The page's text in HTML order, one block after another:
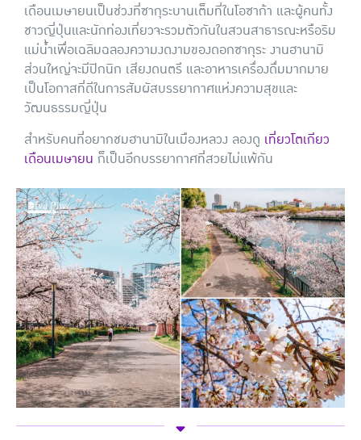
เดือนเมษายนเป็นช่วงที่ซากุระบานเต็มที่ในโอซาก้า และผู้คนทั้ง
ชาวญี่ปุ่นและนักท่องเที่ยวจะรวมตัวกันในสวนสาธารณะหรือริม
แม่น้ำเพื่อเฉลิมฉลองความงดงามของดอกซากุระ งานฮานามิ
ส่วนใหญ่จะมีปิกนิก เสียงดนตรี และอาหารเครื่องดื่มมากมาย
เป็นโอกาสที่ดีในการสัมผัสบรรยากาศแห่งความสุขและ
วัฒนธรรมญี่ปุ่น
สำหรับคนที่อยากชมฮานามิในเมืองหลวง ลองดู เที่ยวโตเกียว
เดือนเมษายน ก็เป็นอีกบรรยากาศที่สวยไม่แพ้กัน